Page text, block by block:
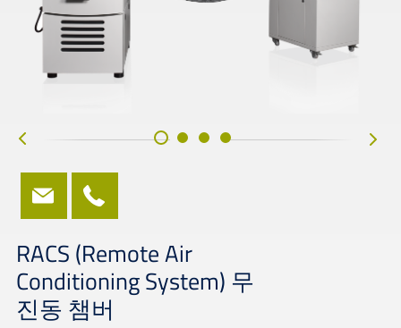
RACS (Remote Air
Conditioning System) 무
진동 챔버